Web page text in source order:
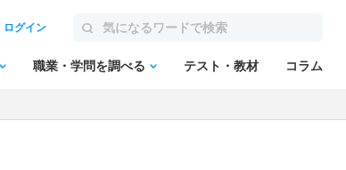
ログイン
職業・学問を調べる テスト・教材 コラム